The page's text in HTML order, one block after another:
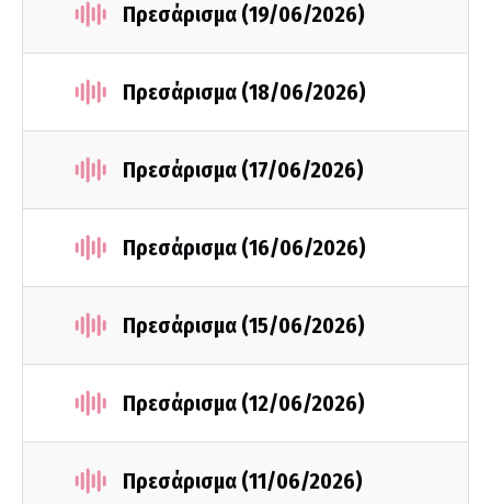
Πρεσάρισμα (19/06/2026)
Πρεσάρισμα (18/06/2026)
Πρεσάρισμα (17/06/2026)
Πρεσάρισμα (16/06/2026)
Πρεσάρισμα (15/06/2026)
Πρεσάρισμα (12/06/2026)
Πρεσάρισμα (11/06/2026)